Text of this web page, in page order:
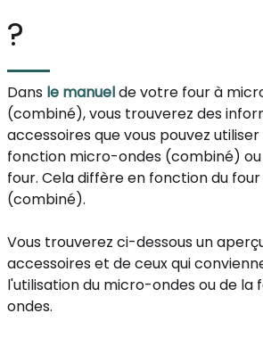
?
Dans le manuelde votre four à
(combiné), vous trouverez des
accessoires que vous pouvez
fonction micro-ondes (combiné)
four. Cela diffère en fonction du
(combiné).
Vous trouverez ci-dessous un
accessoires et de ceux qui
l'utilisation du micro-ondes ou de
ondes.